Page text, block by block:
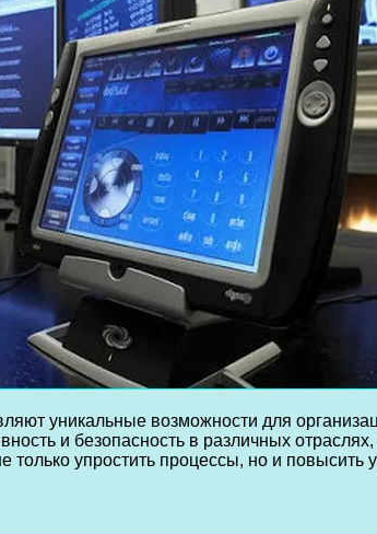
уникальные возможности для
и безопасность в различных
только упростить процессы, но и